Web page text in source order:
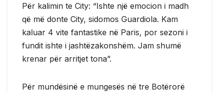
Për kalimin te City: “Ishte një emocion i madh
që më donte City, sidomos Guardiola. Kam
kaluar 4 vite fantastike në Paris, por sezoni i
fundit ishte i jashtëzakonshëm. Jam shumë
krenar për arritjet tona”.
Për mundësinë e mungesës në tre Botërorë